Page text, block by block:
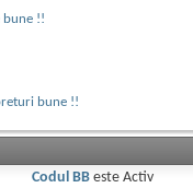
bune !!
bune !!
Codul BBeste Activ